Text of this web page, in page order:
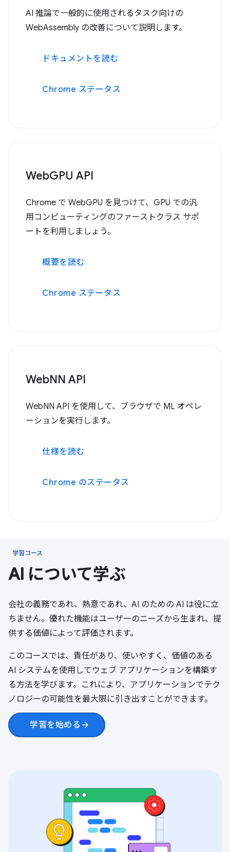
AI 推論で一般的に使用されるタスク向けの
WebAssembly の改善について説明します。
ドキュメントを読む
Chrome ステータス
WebGPU API
Chrome で WebGPU を見つけて、GPU での汎
用コンピューティングのファーストクラス サポ
ートを利用しましょう。
概要を読む
Chrome ステータス
WebNN API
WebNN API を使用して、ブラウザで ML オペレ
ーションを実行します。
仕様を読む
Chrome のステータス
学習コース
AI について学ぶ
会社の義務であれ、熱意であれ、AI のための AI は役に立
ちません。優れた機能はユーザーのニーズから生まれ、提
供する価値によって評価されます。
このコースでは、責任があり、使いやすく、価値のある
AI システムを使用してウェブ アプリケーションを構築す
る方法を学びます。これにより、アプリケーションでテク
ノロジーの可能性を最大限に引き出すことができます。
学習を始める arrow_forward